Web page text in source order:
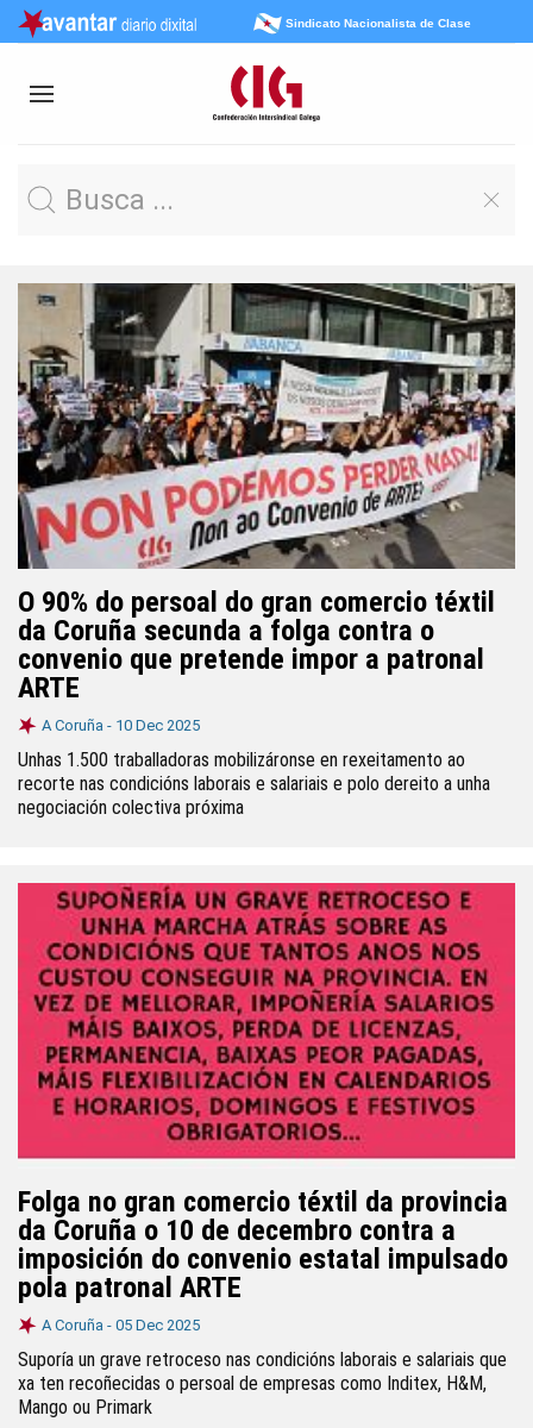
Sindicato Nacionalista de Clase
O 90% do persoal do gran comercio téxtil
da Coruña secunda a folga contra o
convenio que pretende impor a patronal
ARTE
A Coruña - 10 Dec 2025
Unhas 1.500 traballadoras mobilizáronse en rexeitamento ao
recorte nas condicións laborais e salariais e polo dereito a unha
negociación colectiva próxima
Folga no gran comercio téxtil da provincia
da Coruña o 10 de decembro contra a
imposición do convenio estatal impulsado
pola patronal ARTE
A Coruña - 05 Dec 2025
Suporía un grave retroceso nas condicións laborais e salariais que
xa ten recoñecidas o persoal de empresas como Inditex, H&M,
Mango ou Primark